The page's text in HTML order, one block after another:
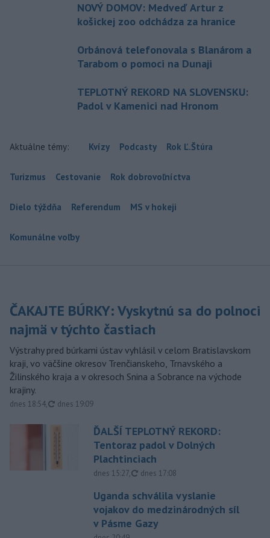
NOVÝ DOMOV: Medveď Artur z
košickej zoo odchádza za hranice
Orbánová telefonovala s Blanárom a
Tarabom o pomoci na Dunaji
TEPLOTNÝ REKORD NA SLOVENSKU:
Padol v Kamenici nad Hronom
Aktuálne témy: Kvízy Podcasty Rok Ľ.Štúra
Turizmus Cestovanie Rok dobrovoľníctva
Dielo týždňa Referendum MS v hokeji
Komunálne voľby
ČAKAJTE BÚRKY: Vyskytnú sa do polnoci
najmä v týchto častiach
Výstrahy pred búrkami ústav vyhlásil v celom Bratislavskom
kraji, vo väčšine okresov Trenčianskeho, Trnavského a
Žilinského kraja a v okresoch Snina a Sobrance na východe
krajiny.
dnes 18:54, aktualizované
dnes 19:09
ĎALŠÍ TEPLOTNÝ REKORD:
Tentoraz padol v Dolných
Plachtinciach
dnes 15:27, aktualizované
dnes 17:08
Uganda schválila vyslanie
vojakov do medzinárodných síl
v Pásme Gazy